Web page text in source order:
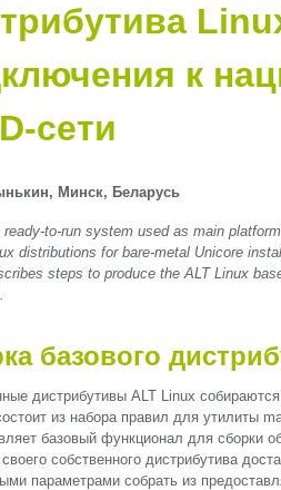
к
сети
Минск, Беларусь
ready-to-run system used as main
distributions for bare-metal Unicore
steps to produce theALTLinux
базового
дистрибутивы ALT Linux
из набора правил для утилиты
базовый функционал для сборки
собственного дистрибутива
параметрами собрать из